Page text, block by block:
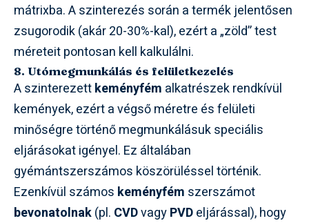
mátrixba. A szinterezés során a termék jelentősen
zsugorodik (akár 20-30%-kal), ezért a „zöld” test
méreteit pontosan kell kalkulálni.
8. Utómegmunkálás és felületkezelés
A szinterezettkeményfém alkatrészek rendkívül
kemények, ezért a végső méretre és felületi
minőségre történő megmunkálásuk speciális
eljárásokat igényel. Ez általában
gyémántszerszámos köszörüléssel történik.
Ezenkívül számos keményfém szerszámot
bevonatolnak(pl. CVDvagyPVDeljárással), hogy